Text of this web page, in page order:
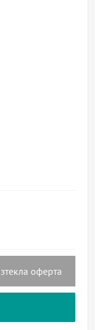
оферта